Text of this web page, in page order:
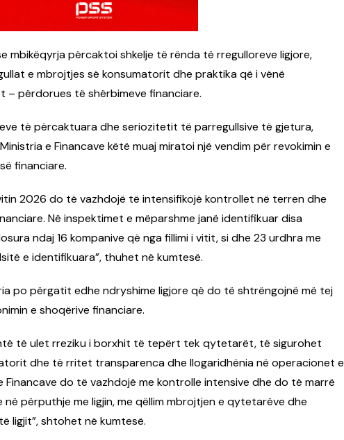
mbikëqyrja përcaktoi shkelje të rënda të rregulloreve ligjore,
e mbrojtjes së konsumatorit dhe praktika që i vënë
përdorues të shërbimeve financiare.
të përcaktuara dhe seriozitetit të parregullsive të gjetura,
e Financave këtë muaj miratoi një vendim për revokimin e
financiare.
2026 do të vazhdojë të intensifikojë kontrollet në terren dhe
Në inspektimet e mëparshme janë identifikuar disa
ndaj 16 kompanive që nga fillimi i vitit, si dhe 23 urdhra me
e identifikuara”, thuhet në kumtesë.
po përgatit edhe ndryshime ligjore që do të shtrëngojnë më tej
e shoqërive financiare.
të ulet rreziku i borxhit të tepërt tek qytetarët, të sigurohet
dhe të rritet transparenca dhe llogaridhënia në operacionet e
Financave do të vazhdojë me kontrolle intensive dhe do të marrë
përputhje me ligjin, me qëllim mbrojtjen e qytetarëve dhe
ligjit”, shtohet në kumtesë.